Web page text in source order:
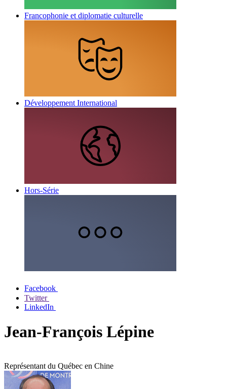
Francophonie et diplomatie culturelle
Développement International
Hors-Série
Facebook
Twitter
LinkedIn
Jean-François Lépine
Représentant du Québec en Chine